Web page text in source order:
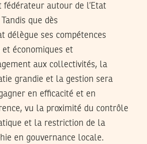
fédérateur autour de l’Etat
que dès
délègue ses compétences
et économiques et
aux collectivités, la
grandie et la gestion sera
en efficacité et en
vu la proximité du contrôle
et la restriction de la
en gouvernance locale.